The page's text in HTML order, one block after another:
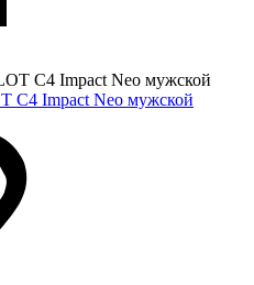
C4 Impact Neo мужской